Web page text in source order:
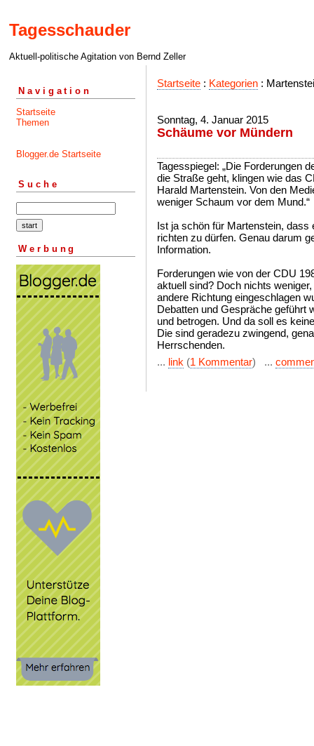
Tagesschauder
Aktuell-politische Agitation von Bernd Zeller
Navigation
Startseite
Themen
Blogger.de Startseite
Suche
Werbung
Startseite : Kategorien :
Sonntag, 4. Januar 2015
Schäume vor Mündern
Tagesspiegel: „Die Forderungen
die Straße geht, klingen wie das
Harald Martenstein. Von den
weniger Schaum vor dem Mund.“
Ist ja schön für Martenstein,
richten zu dürfen. Genau darum
Information.
Forderungen wie von der CDU
aktuell sind? Doch nichts
andere Richtung eingeschlagen
Debatten und Gespräche geführt
und betrogen. Und da soll es
Die sind geradezu zwingend,
Herrschenden.
... link (1 Kommentar) ...